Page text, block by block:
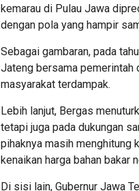
kemarau di Pulau Jawa
dengan pola yang hampir
Sebagai gambaran, pada
Jateng bersama pemerintah
masyarakat terdampak.
Lebih lanjut, Bergas
tetapi juga pada dukungan
pihaknya masih menghitung
kenaikan harga bahan bakar
Di sisi lain, Gubernur Jawa